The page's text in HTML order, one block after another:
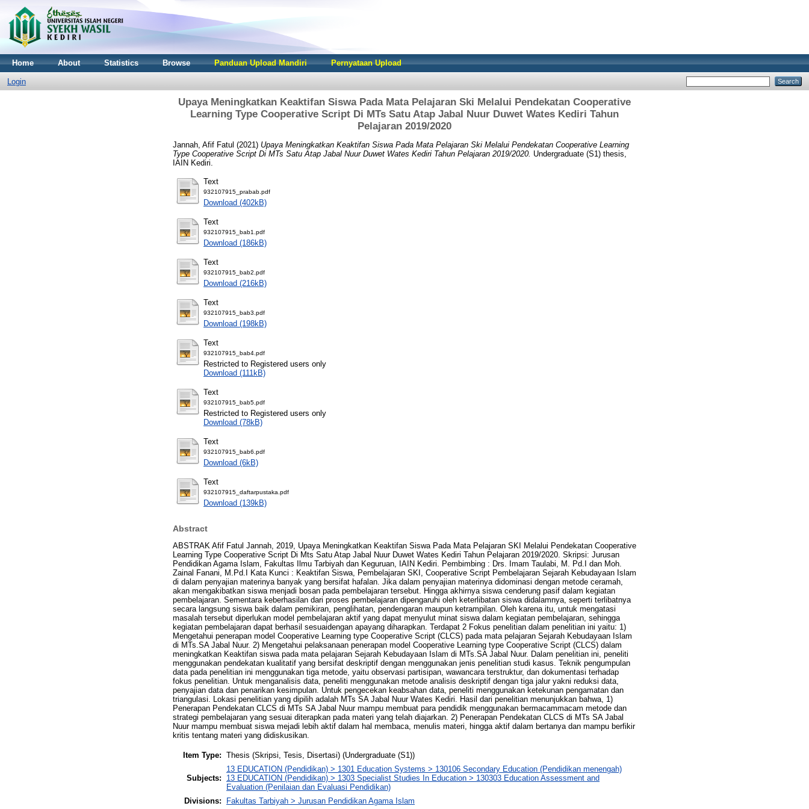
Home About Statistics Browse Panduan Upload Mandiri Pernyataan Upload
Login
Upaya Meningkatkan Keaktifan Siswa Pada Mata Pelajaran Ski Melalui Pendekatan Cooperative
Learning Type Cooperative Script Di MTs Satu Atap Jabal Nuur Duwet Wates Kediri Tahun
Pelajaran 2019/2020
Jannah, Afif Fatul (2021) Upaya Meningkatkan Keaktifan Siswa Pada Mata Pelajaran Ski Melalui Pendekatan Cooperative Learning
Type Cooperative Script Di MTs Satu Atap Jabal Nuur Duwet Wates Kediri Tahun Pelajaran 2019/2020. Undergraduate (S1) thesis,
IAIN Kediri.
Text
932107915_prabab.pdf
Download (402kB)
Text
932107915_bab1.pdf
Download (186kB)
Text
932107915_bab2.pdf
Download (216kB)
Text
932107915_bab3.pdf
Download (198kB)
Text
932107915_bab4.pdf
Restricted to Registered users only
Download (111kB)
Text
932107915_bab5.pdf
Restricted to Registered users only
Download (78kB)
Text
932107915_bab6.pdf
Download (6kB)
Text
932107915_daftarpustaka.pdf
Download (139kB)
Abstract
ABSTRAK Afif Fatul Jannah, 2019, Upaya Meningkatkan Keaktifan Siswa Pada Mata Pelajaran SKI Melalui Pendekatan Cooperative
Learning Type Cooperative Script Di Mts Satu Atap Jabal Nuur Duwet Wates Kediri Tahun Pelajaran 2019/2020. Skripsi: Jurusan
Pendidikan Agama Islam, Fakultas Ilmu Tarbiyah dan Keguruan, IAIN Kediri. Pembimbing : Drs. Imam Taulabi, M. Pd.I dan Moh.
Zainal Fanani, M.Pd.I Kata Kunci : Keaktifan Siswa, Pembelajaran SKI, Cooperative Script Pembelajaran Sejarah Kebudayaan Islam
di dalam penyajian materinya banyak yang bersifat hafalan. Jika dalam penyajian materinya didominasi dengan metode ceramah,
akan mengakibatkan siswa menjadi bosan pada pembelajaran tersebut. Hingga akhirnya siswa cenderung pasif dalam kegiatan
pembelajaran. Sementara keberhasilan dari proses pembelajaran dipengaruhi oleh keterlibatan siswa didalamnya, seperti terlibatnya
secara langsung siswa baik dalam pemikiran, penglihatan, pendengaran maupun ketrampilan. Oleh karena itu, untuk mengatasi
masalah tersebut diperlukan model pembelajaran aktif yang dapat menyulut minat siswa dalam kegiatan pembelajaran, sehingga
kegiatan pembelajaran dapat berhasil sesuaidengan apayang diharapkan. Terdapat 2 Fokus penelitian dalam penelitian ini yaitu: 1)
Mengetahui penerapan model Cooperative Learning type Cooperative Script (CLCS) pada mata pelajaran Sejarah Kebudayaan Islam
di MTs.SA Jabal Nuur. 2) Mengetahui pelaksanaan penerapan model Cooperative Learning type Cooperative Script (CLCS) dalam
meningkatkan Keaktifan siswa pada mata pelajaran Sejarah Kebudayaan Islam di MTs.SA Jabal Nuur. Dalam penelitian ini, peneliti
menggunakan pendekatan kualitatif yang bersifat deskriptif dengan menggunakan jenis penelitian studi kasus. Teknik pengumpulan
data pada penelitian ini menggunakan tiga metode, yaitu observasi partisipan, wawancara terstruktur, dan dokumentasi terhadap
fokus penelitian. Untuk menganalisis data, peneliti menggunakan metode analisis deskriptif dengan tiga jalur yakni reduksi data,
penyajian data dan penarikan kesimpulan. Untuk pengecekan keabsahan data, peneliti menggunakan ketekunan pengamatan dan
triangulasi. Lokasi penelitian yang dipilih adalah MTs SA Jabal Nuur Wates Kediri. Hasil dari penelitian menunjukkan bahwa, 1)
Penerapan Pendekatan CLCS di MTs SA Jabal Nuur mampu membuat para pendidik menggunakan bermacammacam metode dan
strategi pembelajaran yang sesuai diterapkan pada materi yang telah diajarkan. 2) Penerapan Pendekatan CLCS di MTs SA Jabal
Nuur mampu membuat siswa mejadi lebih aktif dalam hal membaca, menulis materi, hingga aktif dalam bertanya dan mampu berfikir
kritis tentang materi yang didiskusikan.
Item Type: Thesis (Skripsi, Tesis, Disertasi) (Undergraduate (S1))
Subjects:
13 EDUCATION (Pendidikan) > 1301 Education Systems > 130106 Secondary Education (Pendidikan menengah)
13 EDUCATION (Pendidikan) > 1303 Specialist Studies In Education > 130303 Education Assessment and
Evaluation (Penilaian dan Evaluasi Pendidikan)
Divisions:
Fakultas Tarbiyah > Jurusan Pendidikan Agama Islam